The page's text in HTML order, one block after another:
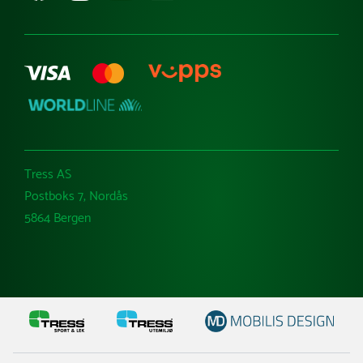
Tress AS
Postboks 7, Nordås
5864 Bergen